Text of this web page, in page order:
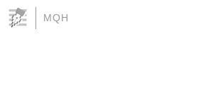
MQH